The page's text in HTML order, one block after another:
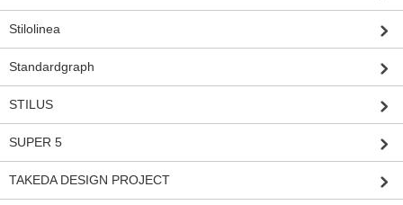
Stilolinea
Standardgraph
STILUS
SUPER 5
TAKEDA DESIGN PROJECT